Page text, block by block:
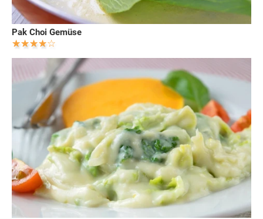
Pak Choi Gemüse